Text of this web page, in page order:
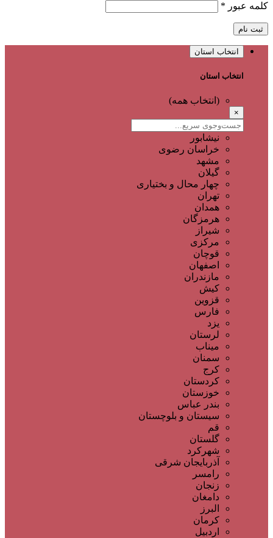
کلمه عبور *
ثبت نام
انتخاب استان
انتخاب استان
(انتخاب همه)
×
نیشابور
خراسان رضوی
مشهد
گیلان
چهار محال و بختیاری
تهران
همدان
هرمزگان
شیراز
مرکزی
قوچان
اصفهان
مازندران
کیش
قزوین
فارس
یزد
لرستان
میناب
سمنان
کرج
کردستان
خوزستان
بندر عباس
سیستان و بلوچستان
قم
گلستان
شهرکرد
آذربایجان شرقی
رامسر
زنجان
دامغان
البرز
کرمان
اردبیل